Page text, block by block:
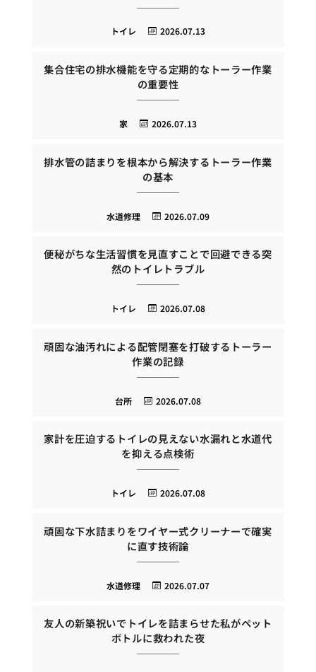
2026.07.13
トイレ
集合住宅の排水機能を守る定期的なトーラー作業
の重要性
2026.07.13
家
排水管の詰まりを根本から解決するトーラー作業
の基本
2026.07.09
水道修理
便秘がちな生活習慣を見直すことで回避できる突
然のトイレトラブル
2026.07.08
トイレ
頑固な油汚れによる配管閉塞を打破するトーラー
作業の記録
2026.07.08
台所
家計を圧迫するトイレの見えない水漏れと水道代
を抑える点検術
2026.07.08
トイレ
頑固な下水詰まりをワイヤー式クリーナーで確実
に直す技術論
2026.07.07
水道修理
友人の新築祝いでトイレを詰まらせた私がペット
ボトルに救われた夜